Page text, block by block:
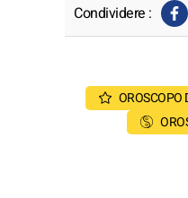
Condividere :
OROSCOPO